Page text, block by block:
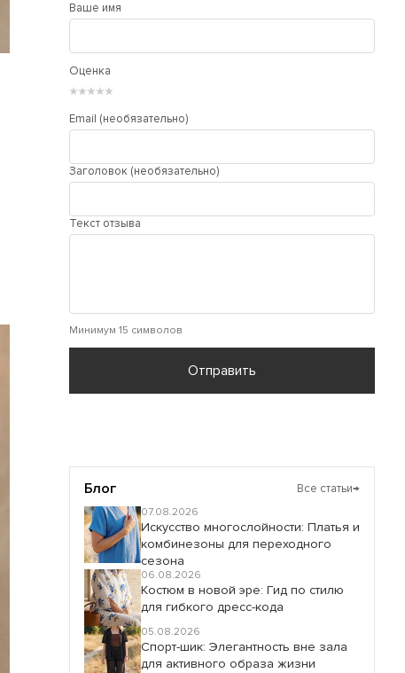
Ваше имя
Оценка
★
★
★
★
★
Email (необязательно)
Заголовок (необязательно)
Текст отзыва
Минимум 15 символов
Отправить
Блог Все статьи→
07.08.2026
Искусство многослойности: Платья и
комбинезоны для переходного
сезона
06.08.2026
Костюм в новой эре: Гид по стилю
для гибкого дресс-кода
05.08.2026
Спорт-шик: Элегантность вне зала
для активного образа жизни